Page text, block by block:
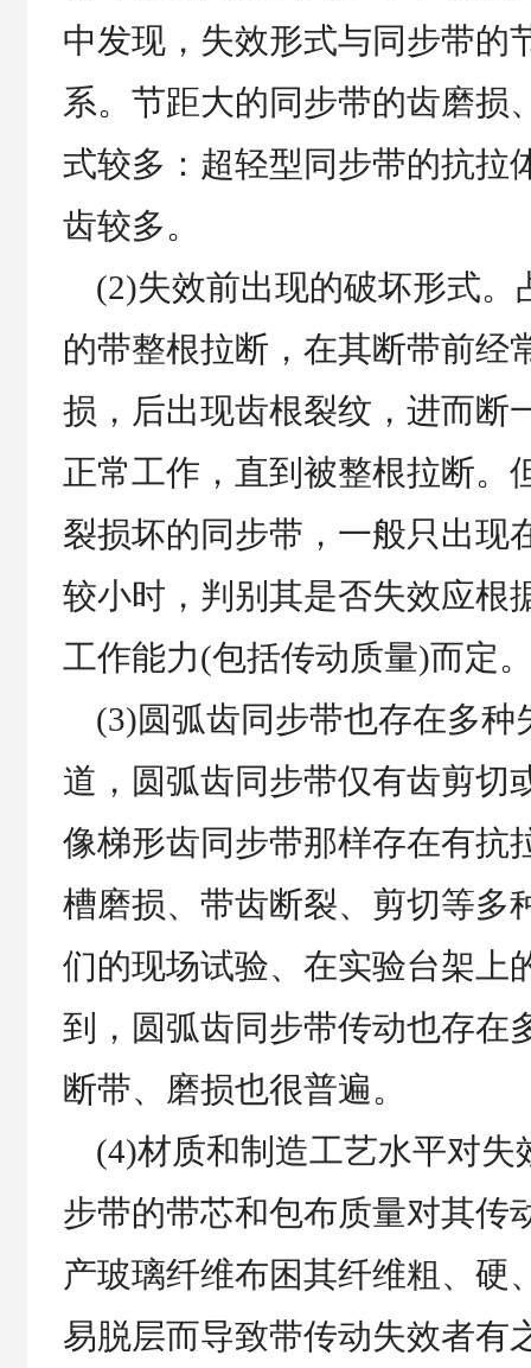
中发现，失效形式与同步带的
系。节距大的同步带的齿磨损
式较多：超轻型同步带的抗拉
齿较多。
(2)失效前出现的破坏形式。
的带整根拉断，在其断带前经
损，后出现齿根裂纹，进而断
正常工作，直到被整根拉断。
裂损坏的同步带，一般只出现
较小时，判别其是否失效应根
工作能力(包括传动质量)而定
(3)圆弧齿同步带也存在多种
道，圆弧齿同步带仅有齿剪切
像梯形齿同步带那样存在有抗
槽磨损、带齿断裂、剪切等多
们的现场试验、在实验台架上
到，圆弧齿同步带传动也存在
断带、磨损也很普遍。
(4)材质和制造工艺水平对失
步带的带芯和包布质量对其传
产玻璃纤维布困其纤维粗、硬
易脱层而导致带传动失效者有